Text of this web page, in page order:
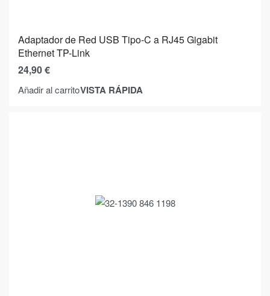
Adaptador de Red USB Tipo-C a RJ45 Gigabit
Ethernet TP-Link
24,90€
Añadir al carritoVISTA RÁPIDA